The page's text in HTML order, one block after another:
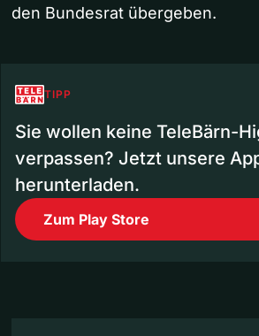
den Bundesrat übergeben.
TIPP
Sie wollen keine TeleBärn-
verpassen? Jetzt unsere
herunterladen.
Zum Play Store